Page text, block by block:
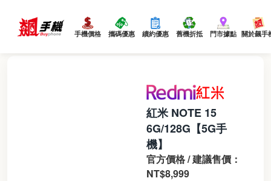
手機價格 攜碼優惠 續約優惠 舊機折抵 門市據點 關於飆手
紅米 NOTE 15
6G/128G【5G手
機】
官方價格 / 建議售價：
NT$8,999